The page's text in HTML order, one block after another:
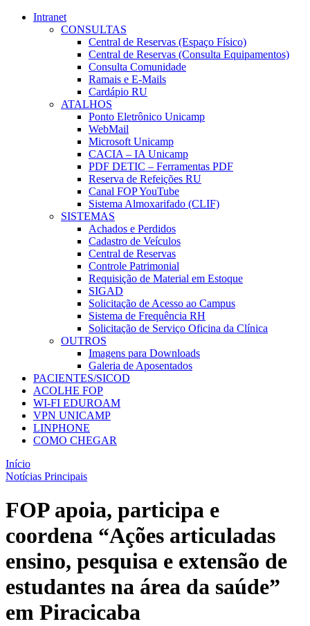
Intranet
CONSULTAS
Central de Reservas (Espaço Físico)
Central de Reservas (Consulta Equipamentos)
Consulta Comunidade
Ramais e E-Mails
Cardápio RU
ATALHOS
Ponto Eletrônico Unicamp
WebMail
Microsoft Unicamp
CACIA – IA Unicamp
PDF DETIC – Ferramentas PDF
Reserva de Refeições RU
Canal FOP YouTube
Sistema Almoxarifado (CLIF)
SISTEMAS
Achados e Perdidos
Cadastro de Veículos
Central de Reservas
Controle Patrimonial
Requisição de Material em Estoque
SIGAD
Solicitação de Acesso ao Campus
Sistema de Frequência RH
Solicitação de Serviço Oficina da Clínica
OUTROS
Imagens para Downloads
Galeria de Aposentados
PACIENTES/SICOD
ACOLHE FOP
WI-FI EDUROAM
VPN UNICAMP
LINPHONE
COMO CHEGAR
Início
Notícias Principais
FOP apoia, participa e
coordena “Ações articuladas
ensino, pesquisa e extensão de
estudantes na área da saúde”
em Piracicaba